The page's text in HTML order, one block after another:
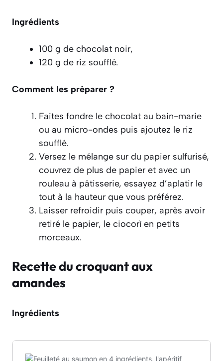
Ingrédients
100 g de chocolat noir,
120 g de riz soufflé.
Comment les préparer ?
Faites fondre le chocolat au bain-marie
ou au micro-ondes puis ajoutez le riz
soufflé.
Versez le mélange sur du papier sulfurisé,
couvrez de plus de papier et avec un
rouleau à pâtisserie, essayez d’aplatir le
tout à la hauteur que vous préférez.
Laisser refroidir puis couper, après avoir
retiré le papier, le ciocorì en petits
morceaux.
Recette du croquant aux
amandes
Ingrédients